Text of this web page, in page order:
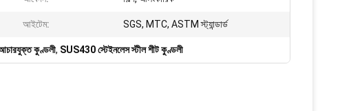
আইটেম: SGS, MTC, ASTM স্ট্যান্ডার্ড
কুণ্ডলী, SUS430 স্টেইনলেস স্টীল শীট কুণ্ডলী